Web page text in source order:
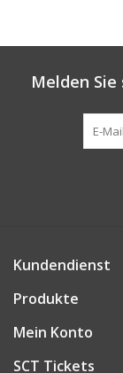
Melden
Kundendienst
Produkte
Mein Konto
SCT Tickets